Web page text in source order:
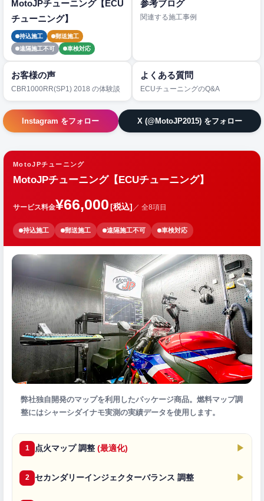
MotoJPチューニング【ECU
チューニング】
持込施工
郵送施工
遠隔施工不可
車検対応
参考ブログ
関連する施工事例
お客様の声
CBR1000RR(SP1) 2018 の体験談
よくある質問
ECUチューニングのQ&A
Instagram をフォロー X (@MotoJP2015) をフォロー
MotoJPチューニング
MotoJPチューニング【ECUチューニング】
サービス料金¥66,000[税込] ／ 全8項目
持込施工 郵送施工 遠隔施工不可 車検対応
弊社独自開発のマップを利用したパッケージ商品。燃料マップ調
整にはシャーシダイナモ実測の実績データを使用します。
1 点火マップ 調整 (最適化) ▶
2 セカンダリーインジェクターバランス 調整 ▶